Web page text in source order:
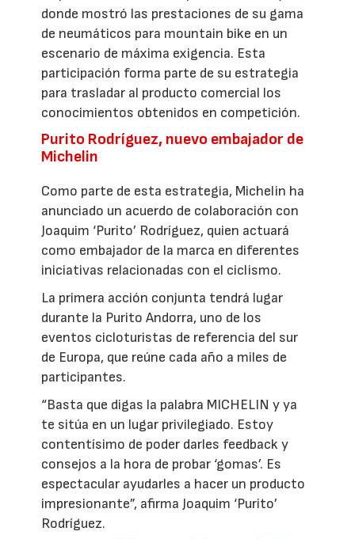
donde mostró las prestaciones de su gama
de neumáticos para mountain bike en un
escenario de máxima exigencia. Esta
participación forma parte de su estrategia
para trasladar al producto comercial los
conocimientos obtenidos en competición.
Purito Rodríguez, nuevo embajador de
Michelin
Como parte de esta estrategia, Michelin ha
anunciado un acuerdo de colaboración con
Joaquim ‘Purito’ Rodríguez, quien actuará
como embajador de la marca en diferentes
iniciativas relacionadas con el ciclismo.
La primera acción conjunta tendrá lugar
durante la Purito Andorra, uno de los
eventos cicloturistas de referencia del sur
de Europa, que reúne cada año a miles de
participantes.
“Basta que digas la palabra MICHELIN y ya
te sitúa en un lugar privilegiado. Estoy
contentísimo de poder darles feedback y
consejos a la hora de probar ‘gomas’. Es
espectacular ayudarles a hacer un producto
impresionante”, afirma Joaquim ‘Purito’
Rodríguez.